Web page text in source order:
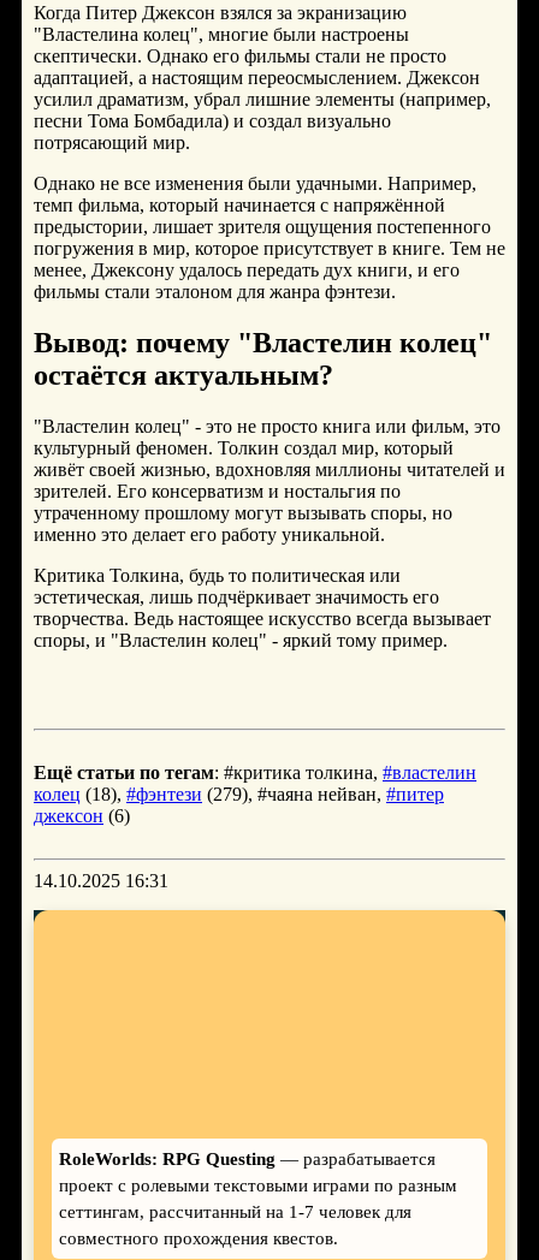
Когда Питер Джексон взялся за экранизацию
"Властелина колец", многие были настроены
скептически. Однако его фильмы стали не просто
адаптацией, а настоящим переосмыслением. Джексон
усилил драматизм, убрал лишние элементы (например,
песни Тома Бомбадила) и создал визуально
потрясающий мир.
Однако не все изменения были удачными. Например,
темп фильма, который начинается с напряжённой
предыстории, лишает зрителя ощущения постепенного
погружения в мир, которое присутствует в книге. Тем не
менее, Джексону удалось передать дух книги, и его
фильмы стали эталоном для жанра фэнтези.
Вывод: почему "Властелин колец"
остаётся актуальным?
"Властелин колец" - это не просто книга или фильм, это
культурный феномен. Толкин создал мир, который
живёт своей жизнью, вдохновляя миллионы читателей и
зрителей. Его консерватизм и ностальгия по
утраченному прошлому могут вызывать споры, но
именно это делает его работу уникальной.
Критика Толкина, будь то политическая или
эстетическая, лишь подчёркивает значимость его
творчества. Ведь настоящее искусство всегда вызывает
споры, и "Властелин колец" - яркий тому пример.
Ещё статьи по тегам: #критика толкина, #властелин
колец (18), #фэнтези (279), #чаяна нейван, #питер
джексон (6)
14.10.2025 16:31
RoleWorlds: RPG Questing — разрабатывается
проект с ролевыми текстовыми играми по разным
сеттингам, рассчитанный на 1-7 человек для
совместного прохождения квестов.